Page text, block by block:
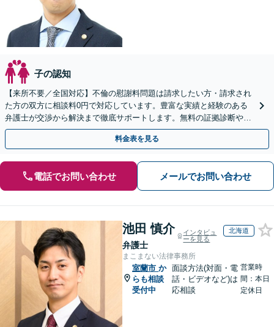
子の認知
【来所不要／全国対応】不倫の慰謝料問題は請求したい方・請求され
た方の双方に相談料0円で対応しています。豊富な実績と経験のある
弁護士が交渉から解決まで徹底サポートします。無料の証拠診断や着
手金の返還保証もありますので安心してご相談ください。
料金表を見る
電話でお問い合わせ メールでお問い合わせ
池田 慎介
弁護士
インタビュ
ーを見る
北海道
まこまない法律事務所
室蘭市 か
らも相談
受付中
面談方法(対面・電
話・ビデオなど)は
応相談
営業時
間：本日
定休日